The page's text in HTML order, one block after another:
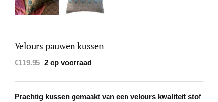
Velours pauwen kussen
€119.95 2 op voorraad
Prachtig kussen gemaakt van een velours kwaliteit stof